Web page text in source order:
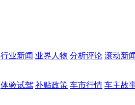
行业新闻 业界人物 分析评论 滚动新
体验试驾 补贴政策 车市行情 车主故